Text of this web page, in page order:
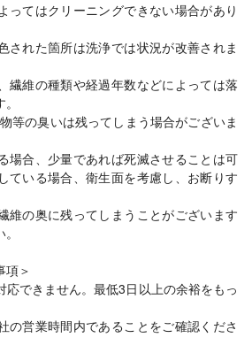
ってはクリーニングできない場合があり
された箇所は洗浄では状況が改善されま
繊維の種類や経過年数などによっては落
等の臭いは残ってしまう場合がございま
場合、少量であれば死滅させることは可
ている場合、衛生面を考慮し、お断りす
維の奥に残ってしまうことがございます
項＞
応できません。最低3日以上の余裕をもっ
の営業時間内であることをご確認くださ